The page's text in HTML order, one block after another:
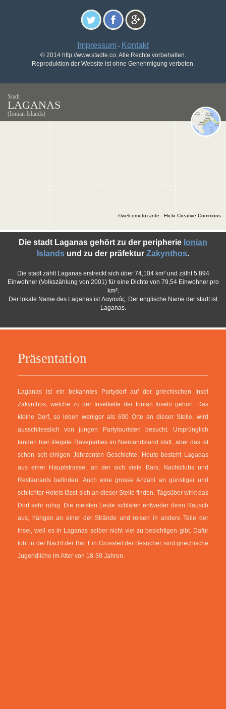
Impressum - Kontakt
© 2014 http://www.stadte.co. Alle Rechte vorbehalten.
Reproduktion der Website ist ohne Genehmigung verboten.
Stadt
LAGANAS
(Ionian Islands)
Präsentation
Laganas ist ein bekanntes Partydorf auf der griechischen Insel
Zakynthos, welche zu der Inselkette der Ionian Inseln gehört. Das
kleine Dorf, so leben weniger als 600 Orte an dieser Stelle, wird
ausschliesslich von jungen Partytouristen besucht. Ursprünglich
fanden hier illegale Raveparties im Niemandsland statt, aber das ist
schon seit einigen Jahrzenten Geschichte. Heute besteht Lagadas
aus einer Hauptstrasse, an der sich viele Bars, Nachtclubs und
Restaurants befinden. Auch eine grosse Anzahl an günstiger und
schlichter Hotels lässt sich an dieser Stelle finden. Tagsüber wirkt das
Dorf sehr ruhig. Die meisten Leute schlafen entweder ihren Rausch
aus, hängen an einer der Strände und reisen in andere Teile der
Insel, weil es in Laganas selber nicht viel zu besichtigen gibt. Dafür
tobt in der Nacht der Bär. Ein Grossteil der Besucher sind griechische
Jugendliche im Alter von 18-30 Jahren.
Die stadt Laganas gehört zu der peripherie Ionian
Islands und zu der präfektur Zakynthos.
Die stadt zählt Laganas erstreckt sich über 74,104 km² und zälht 5.894
Einwohner (Volkszählung von 2001) für eine Dichte von 79,54 Einwohner pro
km².
Der lokale Name des Laganas ist Λαγανάς. Der englische Name der stadt ist
Laganas.
©welcometozante - Flickr Creative Commons